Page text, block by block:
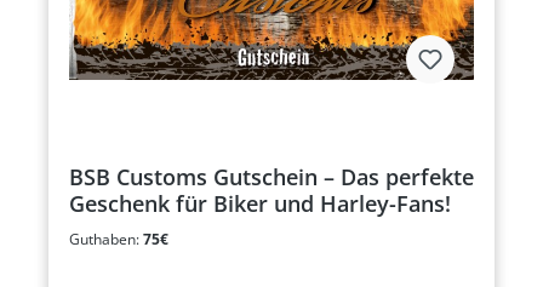
Sie auf BSB Customs und holen Sie sich einen
handgefertigten Schlüsselanhänger, der Ihre
Leidenschaft für Qualität und Design
widerspiegelt.
BSB Customs Gutschein – Das perfekte
Geschenk für Biker und Harley-Fans!
Guthaben:75€